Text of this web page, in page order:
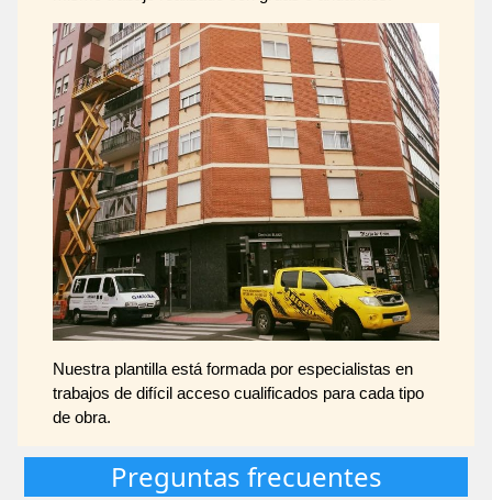
Nuestra plantilla está formada por especialistas en
trabajos de difícil acceso cualificados para cada tipo
de obra.
Preguntas frecuentes